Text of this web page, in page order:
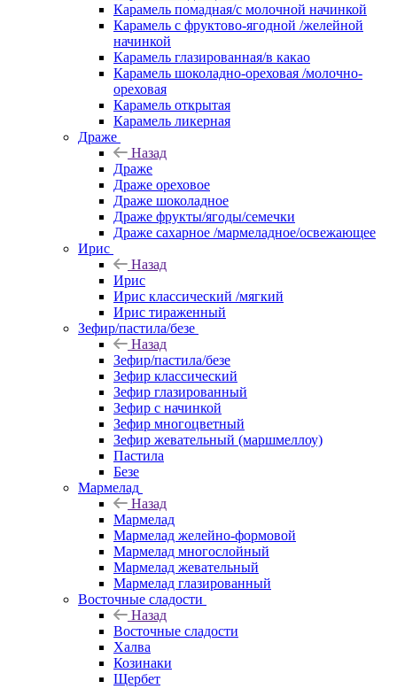
Карамель помадная/с молочной начинкой
Карамель с фруктово-ягодной /желейной
начинкой
Карамель глазированная/в какао
Карамель шоколадно-ореховая /молочно-
ореховая
Карамель открытая
Карамель ликерная
Драже
Назад
Драже
Драже ореховое
Драже шоколадное
Драже фрукты/ягоды/семечки
Драже сахарное /мармеладное/освежающее
Ирис
Назад
Ирис
Ирис классический /мягкий
Ирис тираженный
Зефир/пастила/безе
Назад
Зефир/пастила/безе
Зефир классический
Зефир глазированный
Зефир с начинкой
Зефир многоцветный
Зефир жевательный (маршмеллоу)
Пастила
Безе
Мармелад
Назад
Мармелад
Мармелад желейно-формовой
Мармелад многослойный
Мармелад жевательный
Мармелад глазированный
Восточные сладости
Назад
Восточные сладости
Халва
Козинаки
Щербет